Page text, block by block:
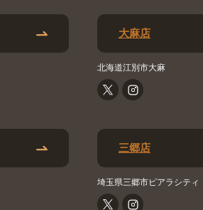
大麻店
北海道江別市大麻
三郷店
埼玉県三郷市ピアラシティ